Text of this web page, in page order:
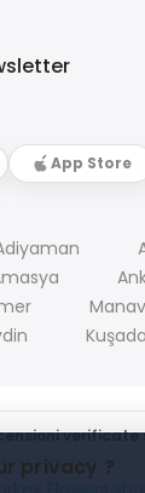
privacy ?
App Store